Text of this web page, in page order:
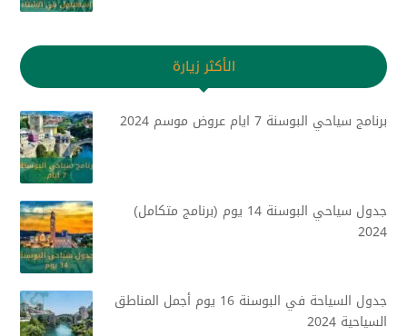
الأكثر زيارة
برنامج سياحي البوسنة 7 ايام عروض موسم 2024
جدول سياحي البوسنة 14 يوم (برنامج متكامل)
2024
جدول السياحة في البوسنة 16 يوم أجمل المناطق
السياحية 2024